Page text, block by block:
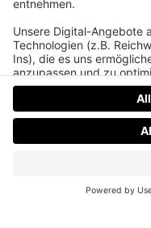
Datenschutz